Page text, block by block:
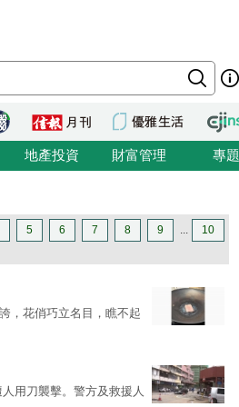
地產投資 財富管理 專題
5 6 7 8 9 ... 10
，花俏巧立名目，瞧不起
用刀襲擊。警方及救援人